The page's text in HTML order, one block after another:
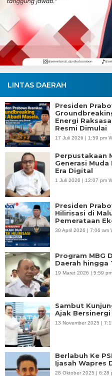
LINTAS DAERAH
Presiden
Energi
Resmi Dimulai
17 Juli 2026 | 1:59 pm
Perpustakaan
Generasi
Era Digital
1 Juli 2026 | 12:07 pm
Presiden
Hilirisasi di
Pemerataan
30 April 2026 | 7:06 am
Program MBG
Daerah hingga
19 Maret 2026 | 5:59
Sambut
Ajak Bersinergi
13 November 2025 |
Berlabuh Ke
Ijasah Wapres
28 Oktober 2025 | 6:28